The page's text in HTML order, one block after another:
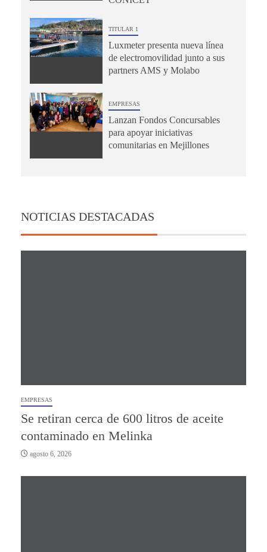
TITULAR 1
Luxmeter presenta nueva línea
de electromovilidad junto a sus
partners AMS y Molabo
EMPRESAS
Lanzan Fondos Concursables
para apoyar iniciativas
comunitarias en Mejillones
NOTICIAS DESTACADAS
EMPRESAS
Se retiran cerca de 600 litros de aceite
contaminado en Melinka
agosto 6, 2026